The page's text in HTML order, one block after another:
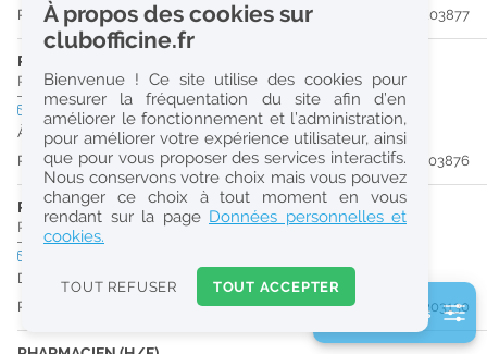
Réinitialiser
2
0
k
Consulter les offres de la France d'outre-mer
Publiée il y a 8 jour(s)
#203877
PHARMACIEN (H/F)
Pharmacie d'Officine|69850 Saint-Martin-En-Haut
temps partiel
À partir du 13/09/26
Publiée il y a 8 jour(s)
#203876
PHARMACIEN (H/F)
Pharmacie d'Officine 42330 Saint-Galmier
Dès que possible
Publiée il y a 18 jour(s)
#203130
2 filtre(s) actifs
À propos des cookies sur
clubofficine.fr
Bienvenue ! Ce site utilise des cookies pour
mesurer la fréquentation du site afin d’en
améliorer le fonctionnement et l’administration,
pour améliorer votre expérience utilisateur, ainsi
que pour vous proposer des services interactifs.
Nous conservons votre choix mais vous pouvez
changer ce choix à tout moment en vous
rendant sur la page Données personnelles et
cookies.
TOUT REFUSER TOUT ACCEPTER